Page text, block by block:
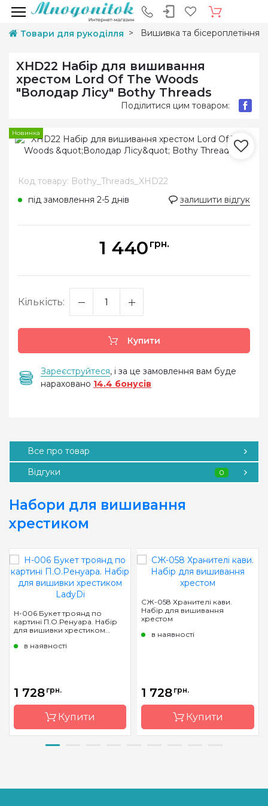
Товари для рукоділля Вишивка та бісероплетіння
XHD22 Набір для вишивання
хрестом Lord Of The Woods
"Володар Лісу" Bothy Threads
Поділитися цим товаром:
Новинка
Код товару: Bothy_Threads_XHD22
під замовлення 2-5 днів
залишити відгук
1 440 грн.
Кількість:
Купити
Зареєструйтеся, і за це замовлення вам буде
нараховано 14.4 бонусів
Все про товар
Відгуки
0
Набори для вишивання
хрестиком
Н-006 Букет троянд по
картині П.О.Ренуара. Набір
для вишивки хрестиком
в наявності
1 728 грн.
Купити
Країна
Україна
СЖ-058 Хранителі кави.
Набір для вишивання
хрестом
в наявності
1 728 грн.
Купити